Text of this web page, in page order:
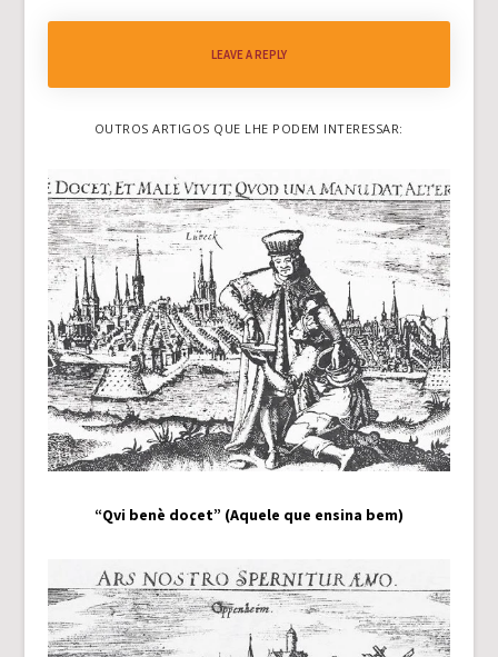
LEAVE A REPLY
OUTROS ARTIGOS QUE LHE PODEM INTERESSAR:
“Qvi benè docet” (Aquele que ensina bem)